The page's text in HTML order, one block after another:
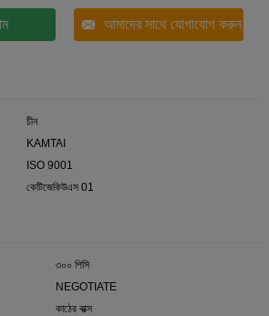
আমাদের সাথে যোগাযোগ করুন
চীন
KAMTAI
ISO 9001
কেটিজেকিউএস 01
৩০০ পিসি
NEGOTIATE
কাঠের বাক্স